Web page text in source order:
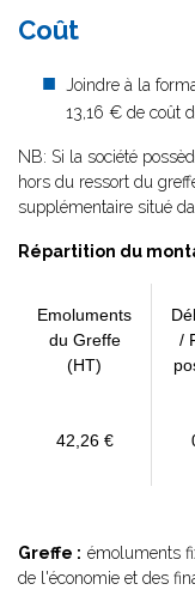
Coût
Joindre à la
13,16 € de coût
NB: Si la société
hors du ressort du
supplémentaire situé
Répartition du
Emoluments
du Greffe
(HT)
/
42,26 €
Greffe : émoluments
de l'économie et des